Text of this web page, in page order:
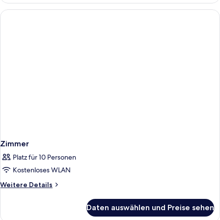
Zimmer
Platz für 10 Personen
Kostenloses WLAN
Weitere Details
Weitere
Daten auswählen und Preise sehen